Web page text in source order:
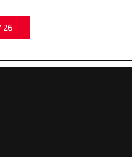
26